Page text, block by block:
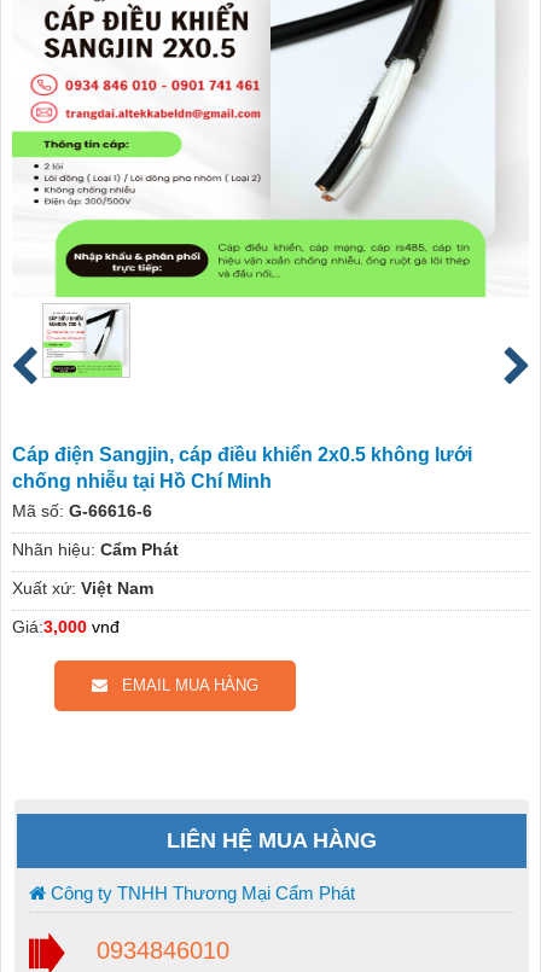
Cáp điện Sangjin, cáp điều khiển 2x0.5 không lưới
chống nhiễu tại Hồ Chí Minh
Mã số: G-66616-6
Nhãn hiệu: Cẩm Phát
Xuất xứ: Việt Nam
Giá:3,000 vnđ
EMAIL MUA HÀNG
LIÊN HỆ MUA HÀNG
Công ty TNHH Thương Mại Cẩm Phát
0934846010